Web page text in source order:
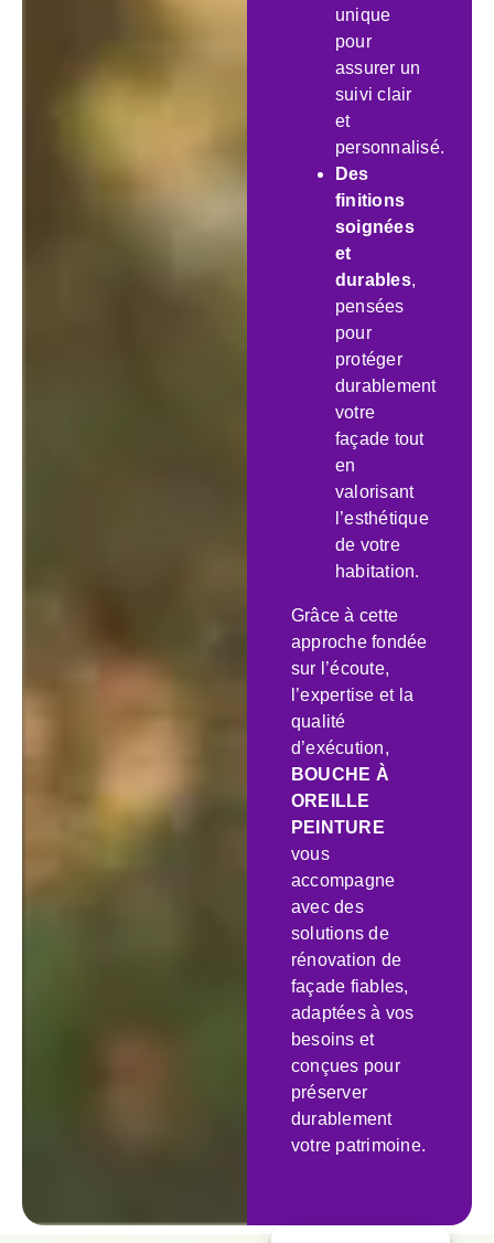
unique
pour
assurer un
suivi clair
et
personnalisé.
Des
finitions
soignées
et
durables,
pensées
pour
protéger
durablement
votre
façade tout
en
valorisant
l’esthétique
de votre
habitation.
Grâce à cette
approche fondée
sur l’écoute,
l’expertise et la
qualité
d’exécution,
BOUCHE À
OREILLE
PEINTURE
vous
accompagne
avec des
solutions de
rénovation de
façade fiables,
adaptées à vos
besoins et
conçues pour
préserver
durablement
votre patrimoine.